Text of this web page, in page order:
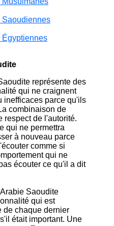
Saoudiennes
Égyptiennes
représente des
qui ne craignent
inefficaces parce qu'ils
combinaison de
respect de l'autorité.
qui ne permettra
à nouveau parce
comme si
qui ne
écouter ce qu'il a dit
Saoudite
qui est
de chaque dernier
était important. Une